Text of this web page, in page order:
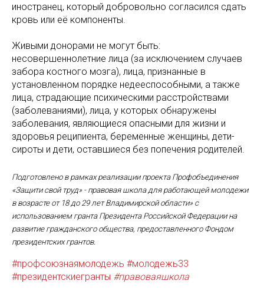
иностранец, который добровольно согласился сдать
кровь или её компоненты.
Живыми донорами не могут быть:
несовершеннолетние лица (за исключением случаев
забора костного мозга), лица, признанные в
установленном порядке недееспособными, а также
лица, страдающие психическими расстройствами
(заболеваниями), лица, у которых обнаружены
заболевания, являющиеся опасными для жизни и
здоровья реципиента, беременные женщины, дети-
сироты и дети, оставшиеся без попечения родителей.
Подготовлено в рамках реализации проекта Профобъединения
«Защити свой труд» - правовая школа для работающей молодежи
в возрасте от 18 до 29 лет Владимирской области» с
использованием гранта Президента Российской Федерации на
развитие гражданского общества, предоставленного Фондом
президентских грантов.
#профсоюзнаямолодежь #молодежь33
#президентскиегранты #правоваяшкола